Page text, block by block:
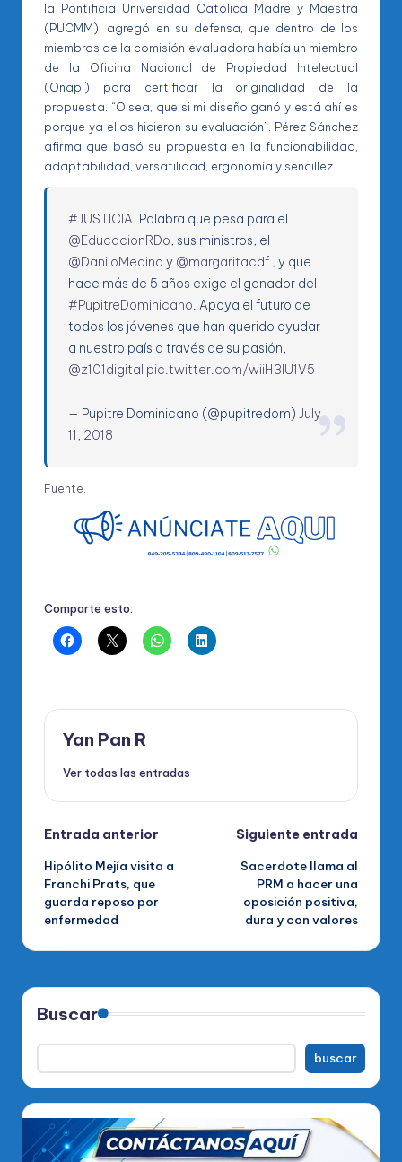
la Pontificia Universidad Católica Madre y Maestra
(PUCMM), agregó en su defensa, que dentro de los
miembros de la comisión evaluadora había un miembro
de la Oficina Nacional de Propiedad Intelectual
(Onapi) para certificar la originalidad de la
propuesta. “O sea, que si mi diseño ganó y está ahí es
porque ya ellos hicieron su evaluación”. Pérez Sánchez
afirma que basó su propuesta en la funcionabilidad,
adaptabilidad, versatilidad, ergonomía y sencillez.
#JUSTICIA. Palabra que pesa para el
@EducacionRDo, sus ministros, el
@DaniloMedina y @margaritacdf , y que
hace más de 5 años exige el ganador del
#PupitreDominicano. Apoya el futuro de
todos los jóvenes que han querido ayudar
a nuestro país a través de su pasión,
@z101digital pic.twitter.com/wiiH3IU1V5
— Pupitre Dominicano (@pupitredom)July
11, 2018
Fuente
Comparte esto:
Yan Pan R
Ver todas las entradas
Navegación
de
entradas
Entrada anterior
Hipólito Mejía visita a
Franchi Prats, que
guarda reposo por
enfermedad
Siguiente entrada
Sacerdote llama al
PRM a hacer una
oposición positiva,
dura y con valores
Buscar
buscar